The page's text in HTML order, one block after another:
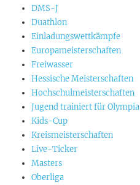
DMS-J
Duathlon
Einladungswettkämpfe
Europameisterschaften
Freiwasser
Hessische Meisterschaften
Hochschulmeisterschaften
Jugend trainiert für Olympia
Kids-Cup
Kreismeisterschaften
Live-Ticker
Masters
Oberliga